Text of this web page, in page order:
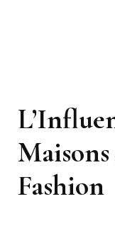
Fashion